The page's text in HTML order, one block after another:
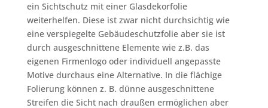
ein Sichtschutz mit einer Glasdekorfolie
weiterhelfen. Diese ist zwar nicht durchsichtig wie
eine verspiegelte Gebäudeschutzfolie aber sie ist
durch ausgeschnittene Elemente wie z.B. das
eigenen Firmenlogo oder individuell angepasste
Motive durchaus eine Alternative. In die flächige
Folierung können z. B. dünne ausgeschnittene
Streifen die Sicht nach draußen ermöglichen aber